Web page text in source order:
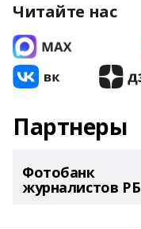
Читайте нас
Партнеры
Фотобанк
журналистов РБ